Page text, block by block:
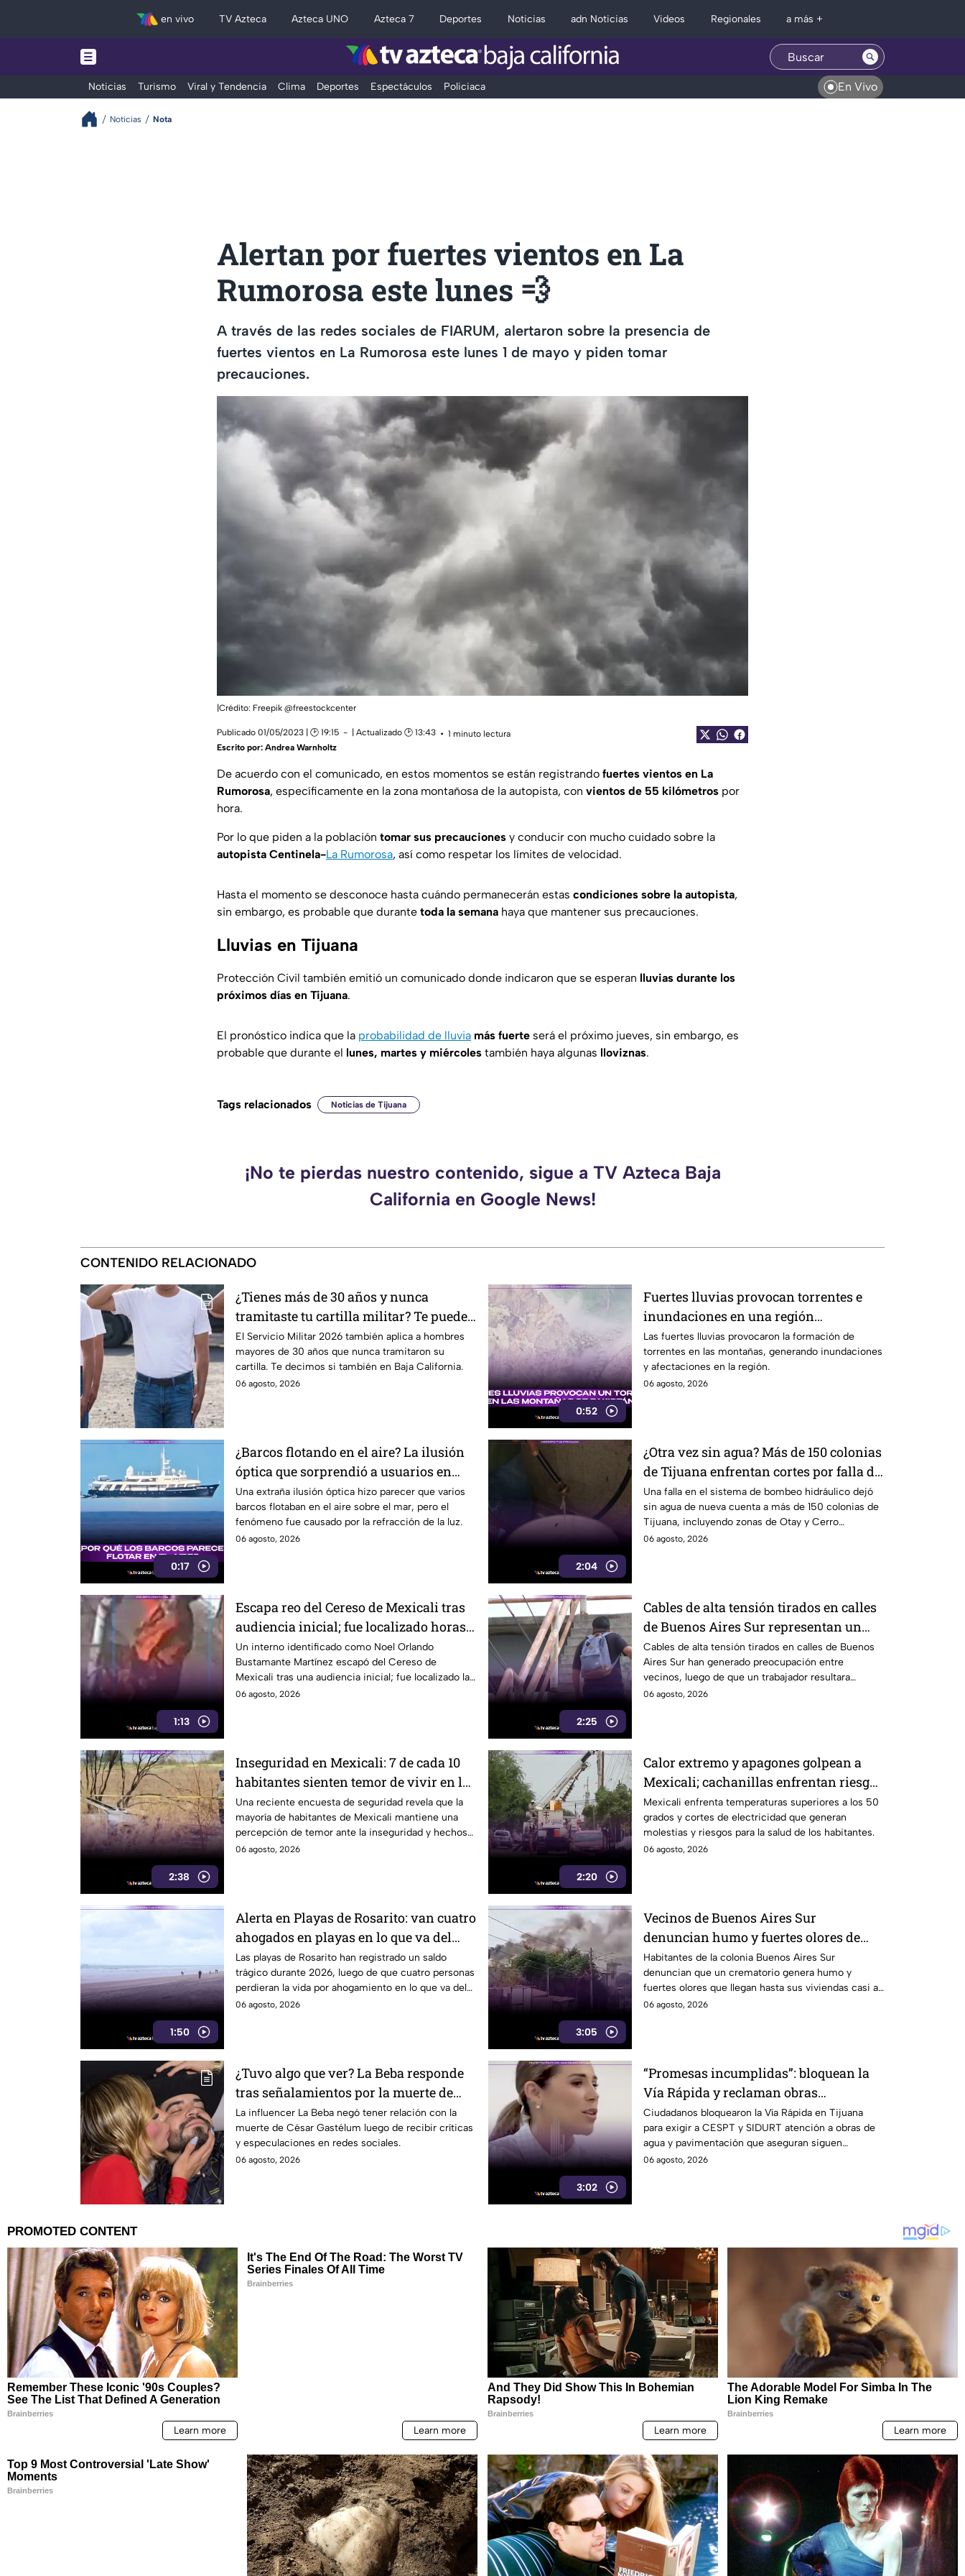
en vivo TV Azteca Azteca UNO Azteca 7 Deportes Noticias adn Noticias Videos Regionales a más +
Noticias Turismo Viral y Tendencia Clima Deportes Espectáculos Policiaca En Vivo
Noticias Nota
Alertan por fuertes vientos en La
Rumorosa este lunes 💨
A través de las redes sociales de FIARUM, alertaron sobre la presencia de
fuertes vientos en La Rumorosa este lunes 1 de mayo y piden tomar
precauciones.
|Crédito: Freepik @freestockcenter
Publicado 01/05/2023 | 🕑 19:15 | Actualizado 🕑 13:43
1 minuto lectura
Escrito por: Andrea Warnholtz
De acuerdo con el comunicado, en estos momentos se están registrando fuertes vientos en La
Rumorosa, específicamente en la zona montañosa de la autopista, con vientos de 55 kilómetros por
hora.
Por lo que piden a la población tomar sus precauciones y conducir con mucho cuidado sobre la
autopista Centinela-La Rumorosa, así como respetar los límites de velocidad.
Hasta el momento se desconoce hasta cuándo permanecerán estas condiciones sobre la autopista,
sin embargo, es probable que durante toda la semana haya que mantener sus precauciones.
Lluvias en Tijuana
Protección Civil también emitió un comunicado donde indicaron que se esperan lluvias durante los
próximos días en Tijuana.
El pronóstico indica que la probabilidad de lluvia más fuerte será el próximo jueves, sin embargo, es
probable que durante el lunes, martes y miércoles también haya algunas lloviznas.
Tags relacionados Noticias de Tijuana
¡No te pierdas nuestro contenido, sigue a TV Azteca Baja
California en Google News!
CONTENIDO RELACIONADO
¿Tienes más de 30 años y nunca
tramitaste tu cartilla militar? Te pueden
llamar para hacer servicio en Baja
California
El Servicio Militar 2026 también aplica a hombres
mayores de 30 años que nunca tramitaron su
cartilla. Te decimos si también en Baja California.
06 agosto, 2026
0:52
Fuertes lluvias provocan torrentes e
inundaciones en una región
montañosa
Las fuertes lluvias provocaron la formación de
torrentes en las montañas, generando inundaciones
y afectaciones en la región.
06 agosto, 2026
0:17
¿Barcos flotando en el aire? La ilusión
óptica que sorprendió a usuarios en
redes sociales
Una extraña ilusión óptica hizo parecer que varios
barcos flotaban en el aire sobre el mar, pero el
fenómeno fue causado por la refracción de la luz.
06 agosto, 2026
2:04
¿Otra vez sin agua? Más de 150 colonias
de Tijuana enfrentan cortes por falla de
CESPT
Una falla en el sistema de bombeo hidráulico dejó
sin agua de nueva cuenta a más de 150 colonias de
Tijuana, incluyendo zonas de Otay y Cerro
Colorado.
06 agosto, 2026
1:13
Escapa reo del Cereso de Mexicali tras
audiencia inicial; fue localizado horas
después
Un interno identificado como Noel Orlando
Bustamante Martínez escapó del Cereso de
Mexicali tras una audiencia inicial; fue localizado la
noche del miércoles.
06 agosto, 2026
2:25
Cables de alta tensión tirados en calles
de Buenos Aires Sur representan un
riesgo para peatones en Tijuana
Cables de alta tensión tirados en calles de Buenos
Aires Sur han generado preocupación entre
vecinos, luego de que un trabajador resultara
electrocutado.
06 agosto, 2026
2:38
Inseguridad en Mexicali: 7 de cada 10
habitantes sienten temor de vivir en la
capital cachanilla
Una reciente encuesta de seguridad revela que la
mayoría de habitantes de Mexicali mantiene una
percepción de temor ante la inseguridad y hechos
delictivos.
06 agosto, 2026
2:20
Calor extremo y apagones golpean a
Mexicali; cachanillas enfrentan riesgos
por falta de electricidad
Mexicali enfrenta temperaturas superiores a los 50
grados y cortes de electricidad que generan
molestias y riesgos para la salud de los habitantes.
06 agosto, 2026
1:50
Alerta en Playas de Rosarito: van cuatro
ahogados en playas en lo que va del
año
Las playas de Rosarito han registrado un saldo
trágico durante 2026, luego de que cuatro personas
perdieran la vida por ahogamiento en lo que va del
año.
06 agosto, 2026
3:05
Vecinos de Buenos Aires Sur
denuncian humo y fuertes olores de
crematorio que entran a sus casas
Habitantes de la colonia Buenos Aires Sur
denuncian que un crematorio genera humo y
fuertes olores que llegan hasta sus viviendas casi a
diario.
06 agosto, 2026
¿Tuvo algo que ver? La Beba responde
tras señalamientos por la muerte de
César Gastélum
La influencer La Beba negó tener relación con la
muerte de César Gastélum luego de recibir críticas
y especulaciones en redes sociales.
06 agosto, 2026
3:02
“Promesas incumplidas”: bloquean la
Vía Rápida y reclaman obras
pendientes durante gobierno de Marina
del Pilar
Ciudadanos bloquearon la Vía Rápida en Tijuana
para exigir a CESPT y SIDURT atención a obras de
agua y pavimentación que aseguran siguen
pendientes desde 2021.
06 agosto, 2026